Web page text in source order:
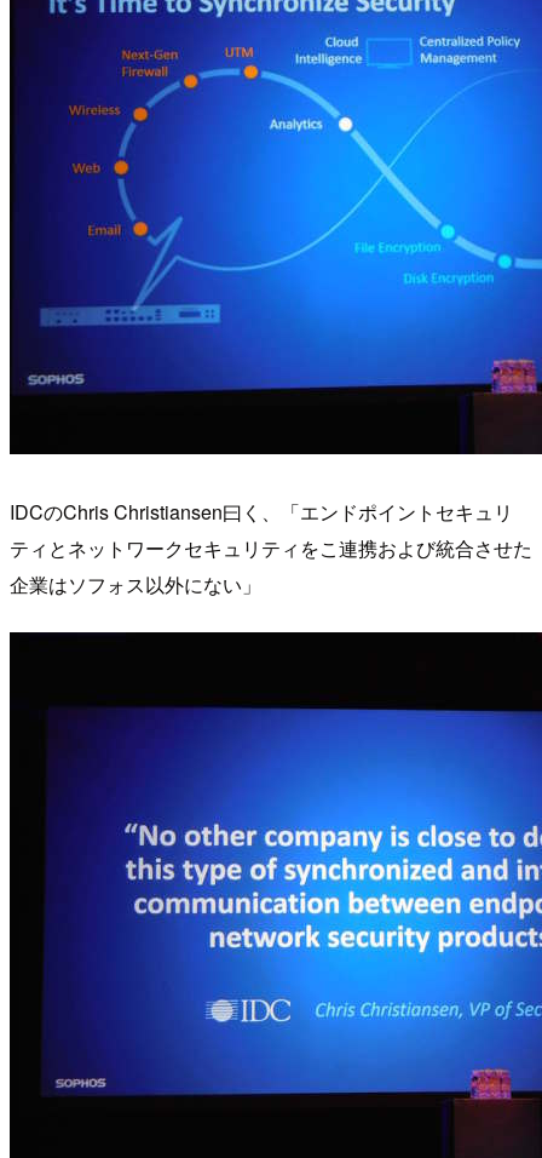
IDCのChris Christiansen曰く、「エンドポイントセキュリ
ティとネットワークセキュリティをこ連携および統合させた
企業はソフォス以外にない」